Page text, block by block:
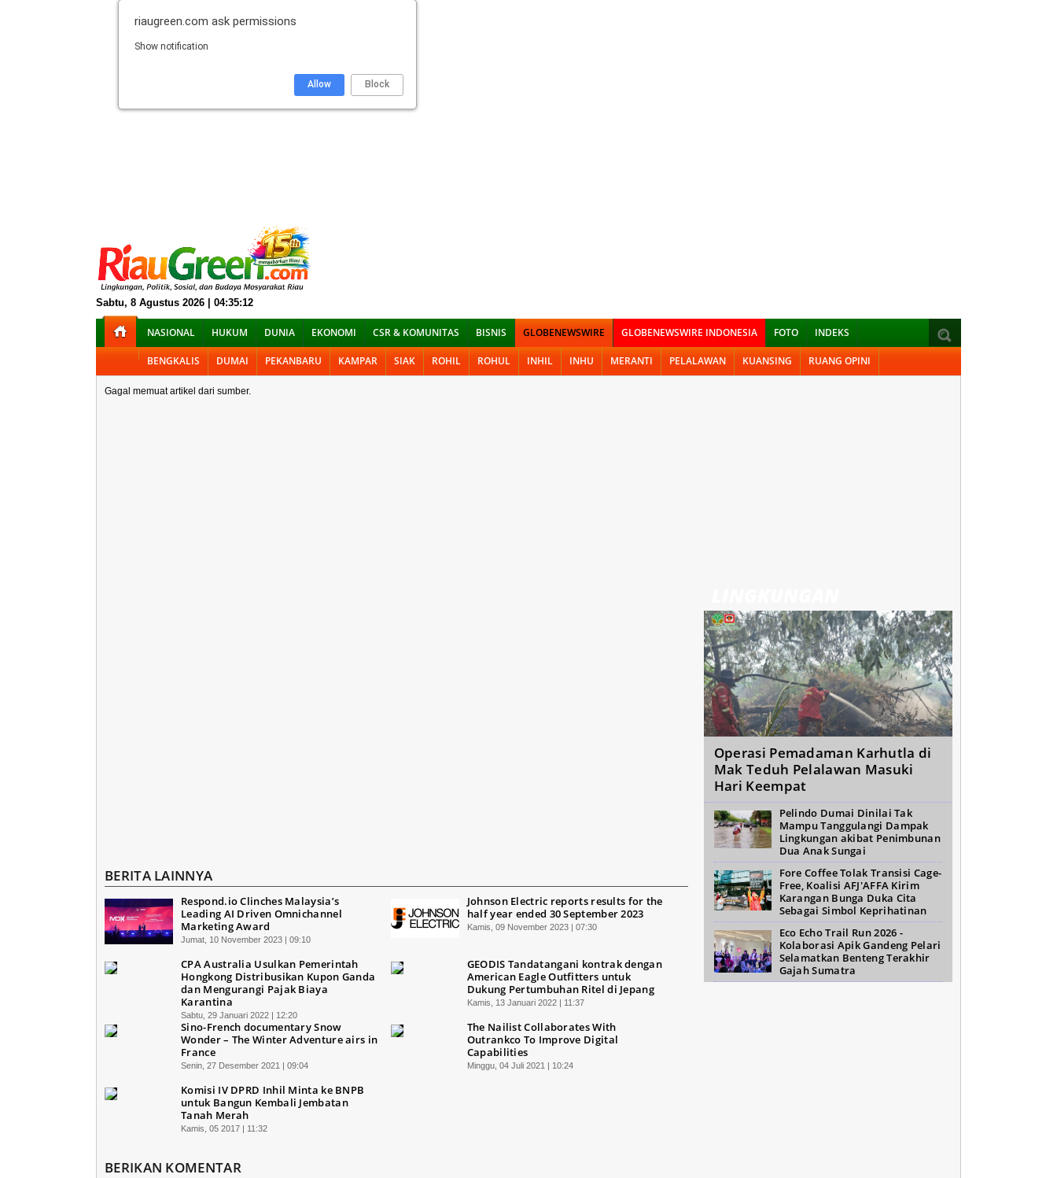
Sabtu, 8 Agustus 2026 | 04:35:13
NASIONAL HUKUM DUNIA EKONOMI CSR & KOMUNITAS BISNIS GLOBENEWSWIRE GLOBENEWSWIRE INDONESIA FOTO INDEKS
BENGKALIS DUMAI PEKANBARU KAMPAR SIAK ROHIL ROHUL INHIL INHU MERANTI PELALAWAN KUANSING RUANG OPINI
Gagal memuat artikel dari sumber.
BERITA LAINNYA
Respond.io Clinches Malaysia’s
Leading AI Driven Omnichannel
Marketing Award
Jumat, 10 November 2023 | 09:10
Johnson Electric reports results for the
half year ended 30 September 2023
Kamis, 09 November 2023 | 07:30
CPA Australia Usulkan Pemerintah
Hongkong Distribusikan Kupon Ganda
dan Mengurangi Pajak Biaya
Karantina
Sabtu, 29 Januari 2022 | 12:20
GEODIS Tandatangani kontrak dengan
American Eagle Outfitters untuk
Dukung Pertumbuhan Ritel di Jepang
Kamis, 13 Januari 2022 | 11:37
Sino-French documentary Snow
Wonder – The Winter Adventure airs in
France
Senin, 27 Desember 2021 | 09:04
The Nailist Collaborates With
Outrankco To Improve Digital
Capabilities
Minggu, 04 Juli 2021 | 10:24
Komisi IV DPRD Inhil Minta ke BNPB
untuk Bangun Kembali Jembatan
Tanah Merah
Kamis, 05 2017 | 11:32
BERIKAN KOMENTAR
Operasi Pemadaman Karhutla di
Mak Teduh Pelalawan Masuki
Hari Keempat
Pelindo Dumai Dinilai Tak
Mampu Tanggulangi Dampak
Lingkungan akibat Penimbunan
Dua Anak Sungai
Fore Coffee Tolak Transisi Cage-
Free, Koalisi AFJ'AFFA Kirim
Karangan Bunga Duka Cita
Sebagai Simbol Keprihatinan
Eco Echo Trail Run 2026 -
Kolaborasi Apik Gandeng Pelari
Selamatkan Benteng Terakhir
Gajah Sumatra
riaugreen.com ask permissions
Show notification
Block
Allow